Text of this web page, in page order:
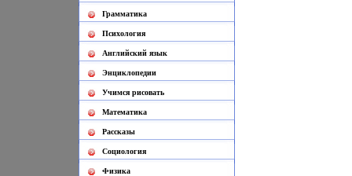
Грамматика
Психология
Английский язык
Энциклопедии
Учимся рисовать
Математика
Рассказы
Социология
Физика